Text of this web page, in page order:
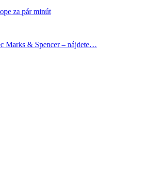
za pár minút
Marks & Spencer – nájdete…